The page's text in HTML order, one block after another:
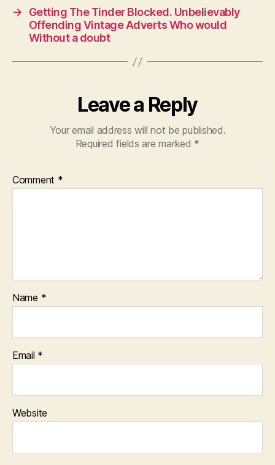
→
Getting The Tinder Blocked. Unbelievably
Offending Vintage Adverts Who would
Without a doubt
Leave a Reply
Your email address will not be published.
Required fields are marked *
Comment *
Name *
Email *
Website